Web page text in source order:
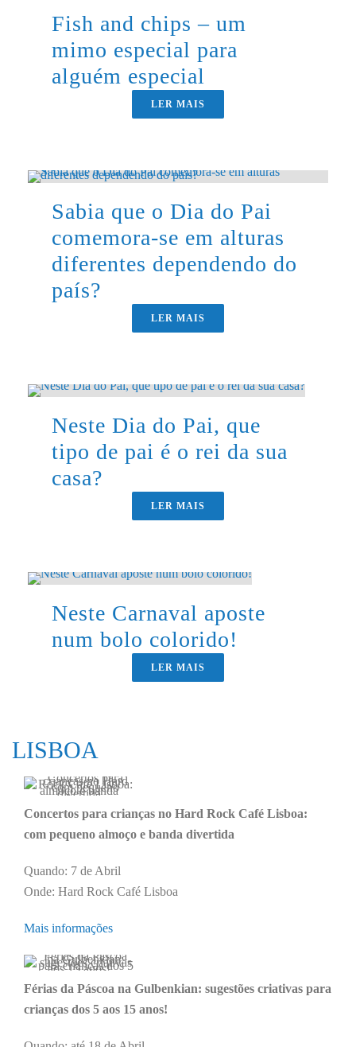
Fish and chips – um
mimo especial para
alguém especial
LER MAIS
Sabia que o Dia do Pai
comemora-se em alturas
diferentes dependendo do
país?
LER MAIS
Neste Dia do Pai, que
tipo de pai é o rei da sua
casa?
LER MAIS
Neste Carnaval aposte
num bolo colorido!
LER MAIS
LISBOA
Concertos para crianças no Hard Rock Café Lisboa:
com pequeno almoço e banda divertida
Quando: 7 de Abril
Onde: Hard Rock Café Lisboa
Mais informações
Férias da Páscoa na Gulbenkian: sugestões criativas para
crianças dos 5 aos 15 anos!